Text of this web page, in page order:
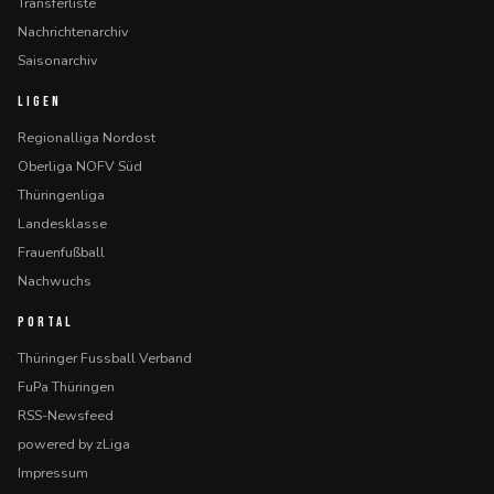
Nachrichtenarchiv
Saisonarchiv
LIGEN
Regionalliga Nordost
Oberliga NOFV Süd
Thüringenliga
Landesklasse
Frauenfußball
Nachwuchs
PORTAL
Thüringer Fussball Verband
FuPa Thüringen
RSS-Newsfeed
powered by zLiga
Impressum